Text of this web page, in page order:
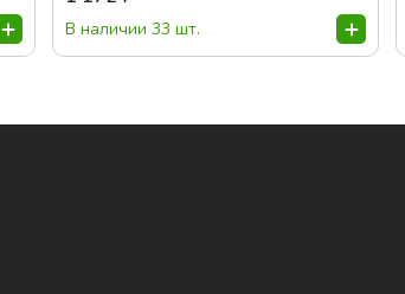
В наличии 33 шт.